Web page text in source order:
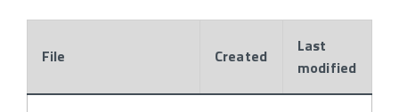
File Created
Last
modified